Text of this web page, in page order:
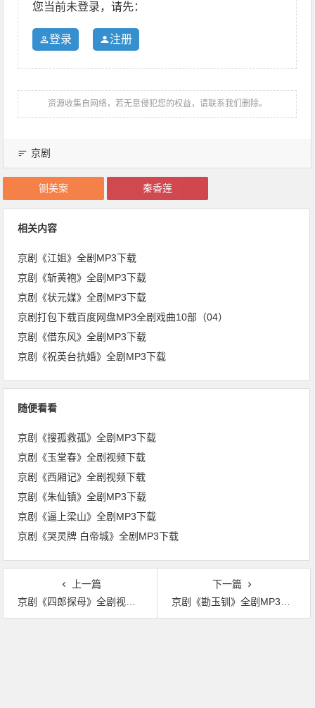
您当前未登录，请先：
登录 注册
资源收集自网络，若无意侵犯您的权益，请联系我们删除。
京剧
铡美案 秦香莲
相关内容
京剧《江姐》全剧MP3下载
京剧《斩黄袍》全剧MP3下载
京剧《状元媒》全剧MP3下载
京剧打包下载百度网盘MP3全剧戏曲10部（04）
京剧《借东风》全剧MP3下载
京剧《祝英台抗婚》全剧MP3下载
随便看看
京剧《搜孤救孤》全剧MP3下载
京剧《玉堂春》全剧视频下载
京剧《西厢记》全剧视频下载
京剧《朱仙镇》全剧MP3下载
京剧《逼上梁山》全剧MP3下载
京剧《哭灵牌 白帝城》全剧MP3下载
上一篇
京剧《四郎探母》全剧视频下载
下一篇
京剧《勘玉钏》全剧MP3下载